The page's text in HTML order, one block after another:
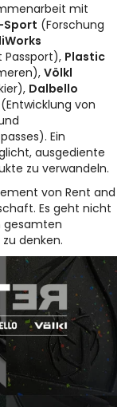
mit
Sport (Forschung
Passport), Plastic
Völkl
Dalbello
(Entwicklung von
Ein
ausgediente
zu verwandeln.
von Rent and
Es geht nicht
gesamten
denken.